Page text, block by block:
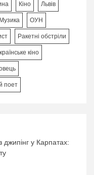
Кіно Львів
Музика ОУН
Ракетні обстріли
кіно
поет
джипінг у Карпатах: